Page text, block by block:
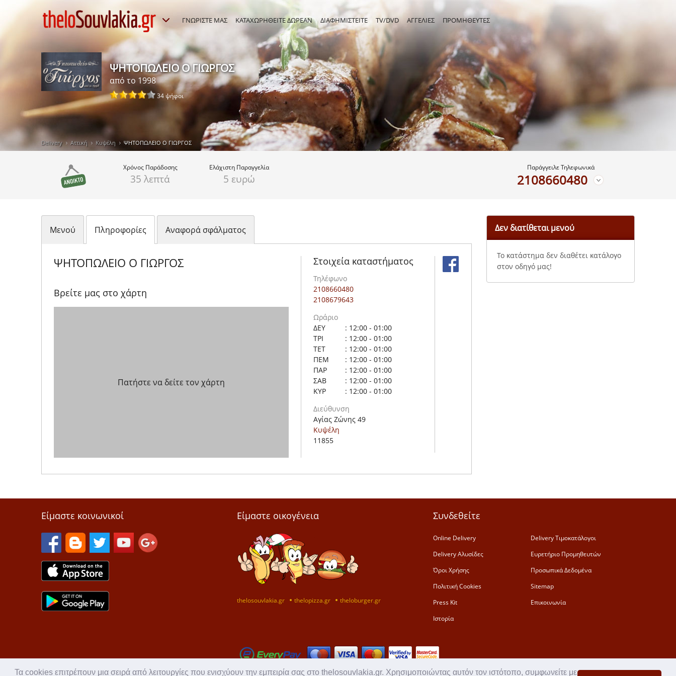
Τα cookies επιτρέπουν μια σειρά από λειτουργίες που ενισχύουν την εμπειρία σας στο thelosouvlakia.gr. Χρησιμοποιώντας αυτόν τον ιστότοπο, συμφωνείτε με
ΓΝΩΡΙΣΤΕ ΜΑΣ ΚΑΤΑΧΩΡΗΘΕΙΤΕ ΔΩΡΕΑΝ ΔΙΑΦΗΜΙΣΤΕΙΤΕ TV/DVD ΑΓΓΕΛΙΕΣ ΠΡΟΜΗΘΕΥΤΕΣ
ΨΗΤΟΠΩΛΕΙΟ Ο ΓΙΩΡΓΟΣ
από το 1998
34 ψήφοι
Delivery Αττική Κυψέλη ΨΗΤΟΠΩΛΕΙΟ Ο ΓΙΩΡΓΟΣ
Χρόνος Παράδοσης
35 λεπτά
Ελάχιστη Παραγγελία
5 ευρώ
Παράγγειλε Τηλεφωνικά
2108660480
Μενού Πληροφορίες Αναφορά σφάλματος
Στοιχεία καταστήματος
Τηλέφωνο
2108660480
2108679643
Ωράριο
ΔΕΥ
: 12:00 - 01:00
ΤΡΙ
: 12:00 - 01:00
ΤΕΤ
: 12:00 - 01:00
ΠΕΜ
: 12:00 - 01:00
ΠΑΡ
: 12:00 - 01:00
ΣΑΒ
: 12:00 - 01:00
ΚΥΡ
: 12:00 - 01:00
Διεύθυνση
Αγίας Ζώνης 49
Κυψέλη
11855
ΨΗΤΟΠΩΛΕΙΟ Ο ΓΙΩΡΓΟΣ
Βρείτε μας στο χάρτη
Πατήστε να δείτε τον χάρτη
Δεν διατίθεται μενού
Το κατάστημα δεν διαθέτει κατάλογο
στον οδηγό μας!
Είμαστε κοινωνικοί Είμαστε οικογένεια
thelosouvlakia.gr thelopizza.gr theloburger.gr
Συνδεθείτε
Online Delivery
Delivery Τιμοκατάλογοι
Delivery Αλυσίδες
Ευρετήριο Προμηθευτών
Όροι Χρήσης
Προσωπικά Δεδομένα
Πολιτική Cookies
Sitemap
Press Kit
Επικοινωνία
Ιστορία